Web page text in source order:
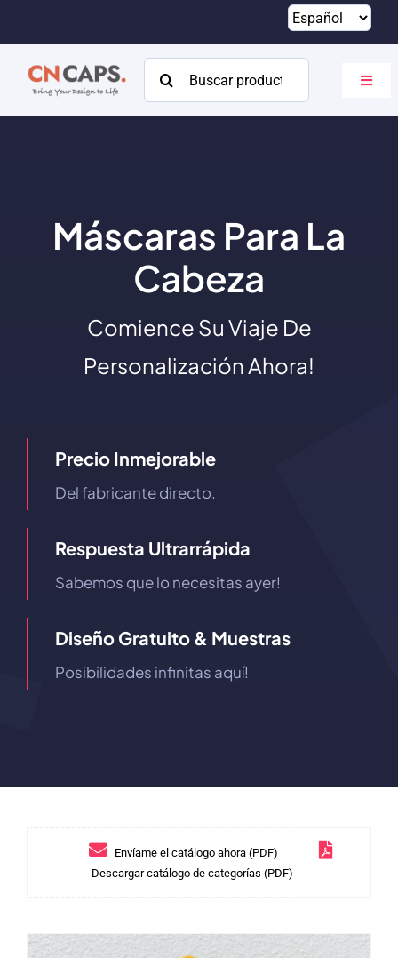
contenido
Buscar:
Catalogar
Máscaras Para La
Cabeza
Comience Su Viaje De
Personalización Ahora!
Precio Inmejorable
Del fabricante directo.
Respuesta Ultrarrápida
Sabemos que lo necesitas ayer!
Diseño Gratuito & Muestras
Posibilidades infinitas aquí!
Envíame el catálogo ahora (PDF)
Descargar catálogo de categorías (PDF)